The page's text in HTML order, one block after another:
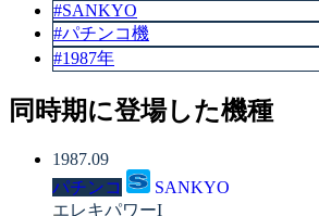
#SANKYO
#パチンコ機
#1987年
同時期に登場した機種
1987.09
パチンコ
SANKYO
エレキパワーI